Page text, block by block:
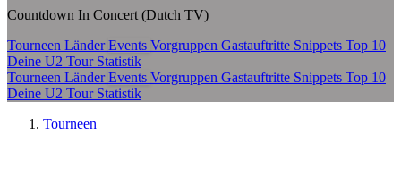
Countdown In Concert (Dutch TV)
Tourneen LänderEvents Vorgruppen Gastauftritte Snippets Top 10
Deine U2 Tour Statistik
Tourneen LänderEvents Vorgruppen Gastauftritte Snippets Top 10
Deine U2 Tour Statistik
Tourneen